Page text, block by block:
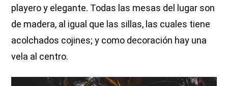
playero y elegante. Todas las mesas del lugar son
de madera, al igual que las sillas, las cuales tiene
acolchados cojines; y como decoración hay una
vela al centro.